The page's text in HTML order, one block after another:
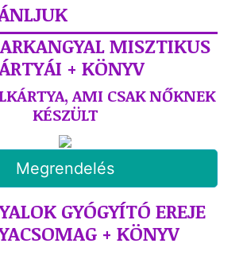
MISZTIKUS
+ KÖNYV
AMI CSAK NŐKNEK
KÉSZÜLT
Megrendelés
GYÓGYÍTÓ EREJE
+ KÖNYV